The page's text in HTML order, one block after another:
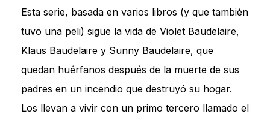
Esta serie, basada en varios libros (y que también
tuvo una peli) sigue la vida de Violet Baudelaire,
Klaus Baudelaire y Sunny Baudelaire, que
quedan huérfanos después de la muerte de sus
padres en un incendio que destruyó su hogar.
Los llevan a vivir con un primo tercero llamado el